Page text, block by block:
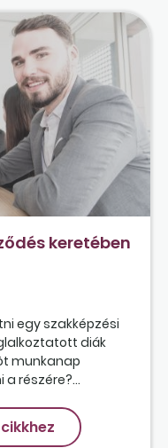
keretében
egy szakképzési
diák
munkanap
részére?...